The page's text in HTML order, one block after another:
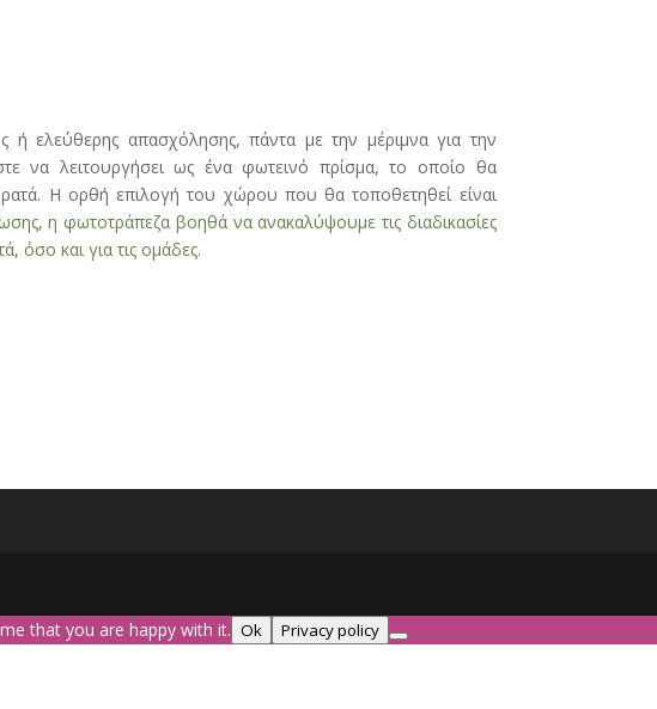
ή ελεύθερης απασχόλησης, πάντα με την μέριμνα για την
να λειτουργήσει ως ένα φωτεινό πρίσμα, το οποίο θα
Η ορθή επιλογή του χώρου που θα τοποθετηθεί είναι
η φωτοτράπεζα βοηθά να ανακαλύψουμε τις διαδικασίες
όσο και για τις ομάδες.
that you are happy with it. Ok Privacy policy